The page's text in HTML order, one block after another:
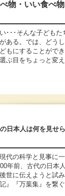
物・いい食べ物
･･･そんな子どもた
ある。では、どう
もにすることがで
ぶ目をちょっと変
日本人は何を見せ
代の科学と見事に
年前、古代の日本
世に伝えようと試み
』『万葉集』を繋